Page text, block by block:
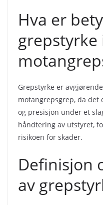
Hva er
grepstyrke
Grepstyrke er
motangrepsgrep, da
og presisjon under et
håndtering av utstyret,
risikoen for skader.
Definisjon
av